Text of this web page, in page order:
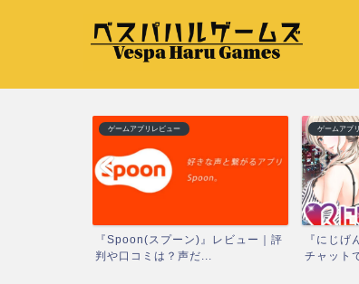
ゲームアプリレビュー
『Spoon(スプーン)』レビュー｜評
判や口コミは？声だ...
ゲームアプ
『にじげ
チャット